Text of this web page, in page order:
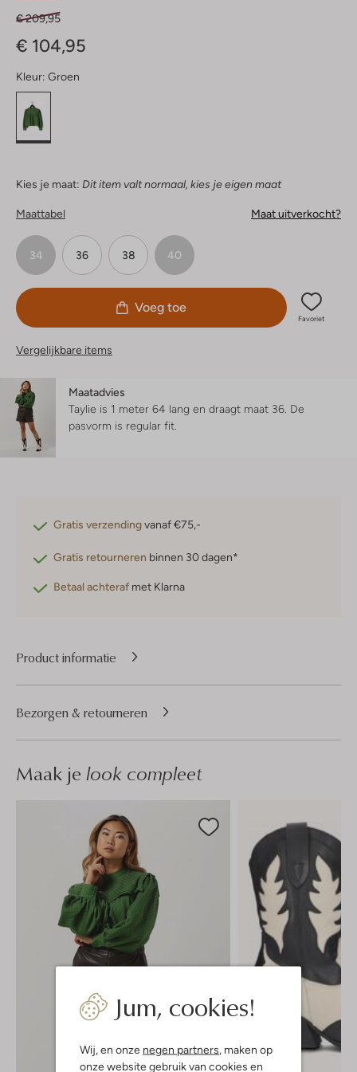
Jum, cookies!
Wij, en onze negen partners, maken op
onze website gebruik van cookies en
€ 209,95
€ 104,95
Kleur: Groen
Kies je maat: Dit item valt normaal, kies je eigen maat
Maattabel Maat uitverkocht?
34 36 38 40
Voeg toe
Favoriet
Vergelijkbare items
Maatadvies
Taylie is 1 meter 64 lang en draagt maat 36. De
pasvorm is regular fit
Gratis verzendingvanaf €75,-
Gratis retourneren binnen 30 dagen*
Betaal achteraf met Klarna
Product informatie
Bezorgen & retourneren
Maak je look compleet